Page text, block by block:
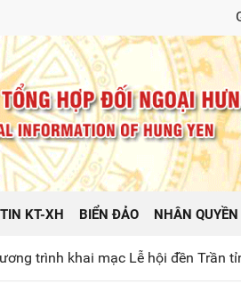
KT-XH BIỂN ĐẢO NHÂN QUYỀN
Lễ hội đền Trần tỉnh Hưng Yên